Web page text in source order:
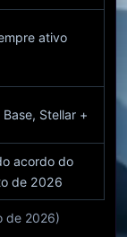
de 2026)
ativo
Base, Stellar +
acordo do
de 2026